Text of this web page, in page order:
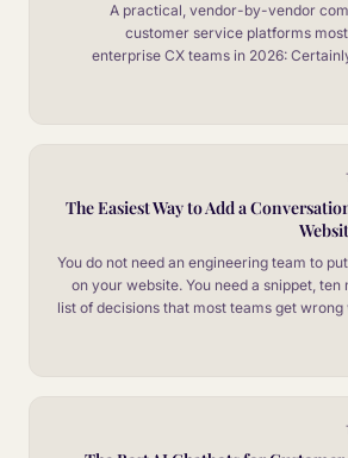
A practical, vendor-by-vendor
customer service platforms
enterprise CX teams in 2026:
The Easiest Way to Add a
You do not need an engineering team to
on your website. You need a snippet, ten
list of decisions that most teams get